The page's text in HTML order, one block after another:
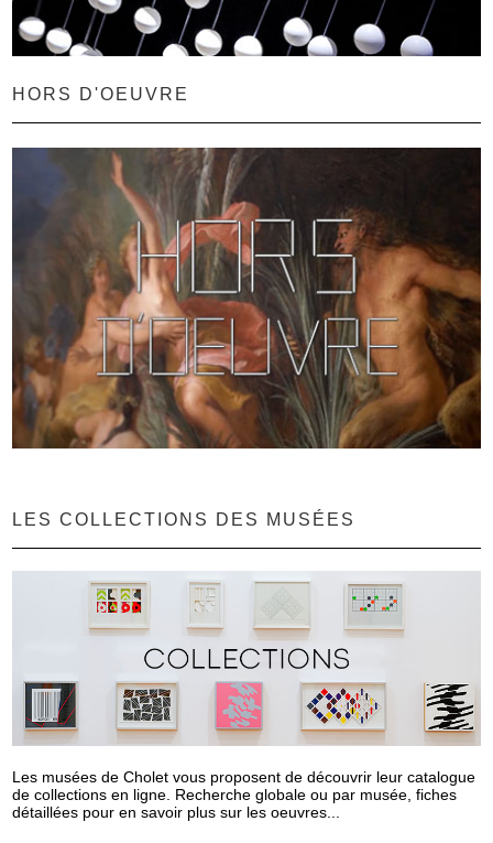
HORS D'OEUVRE
LES COLLECTIONS DES MUSÉES
Les musées de Cholet vous proposent de découvrir leur catalogue
de collections en ligne. Recherche globale ou par musée, fiches
détaillées pour en savoir plus sur les oeuvres...